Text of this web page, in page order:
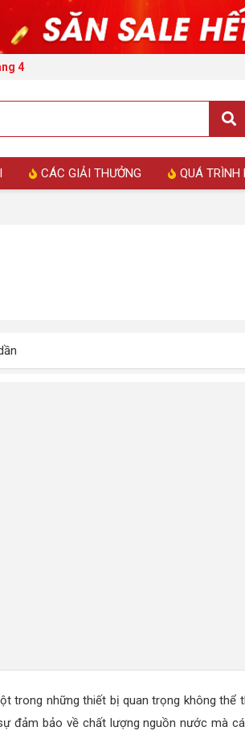
4
CÁC GIẢI THƯỞNG QUÁ TRÌNH
trong những thiết bị quan trọng không thể
đảm bảo về chất lượng nguồn nước mà